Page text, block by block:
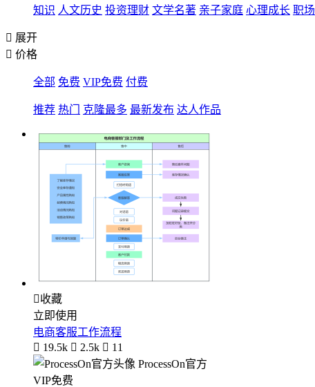
知识 人文历史 投资理财 文学名著 亲子家庭 心理成长 职
 展开
 价格
全部 免费 VIP免费 付费
推荐 热门 克隆最多 最新发布 达人作品
收藏
立即使用
电商客服工作流程
 19.5k  2.5k  11
ProcessOn官方
VIP免费